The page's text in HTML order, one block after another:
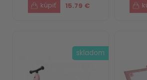
15.79 €
skladom